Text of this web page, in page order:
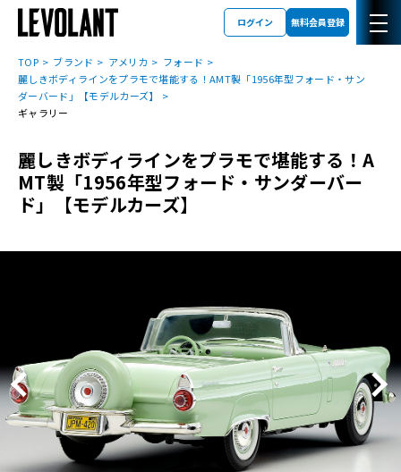
ログイン 無料会員登録
TOP ブランド アメリカ
フォード
麗しきボディラインをプラモで堪能する！AMT製「1956年型フォード・サン
ダーバード」【モデルカーズ】
ギャラリー
麗しきボディラインをプラモで堪能する！A
MT製「1956年型フォード・サンダーバー
ド」【モデルカーズ】